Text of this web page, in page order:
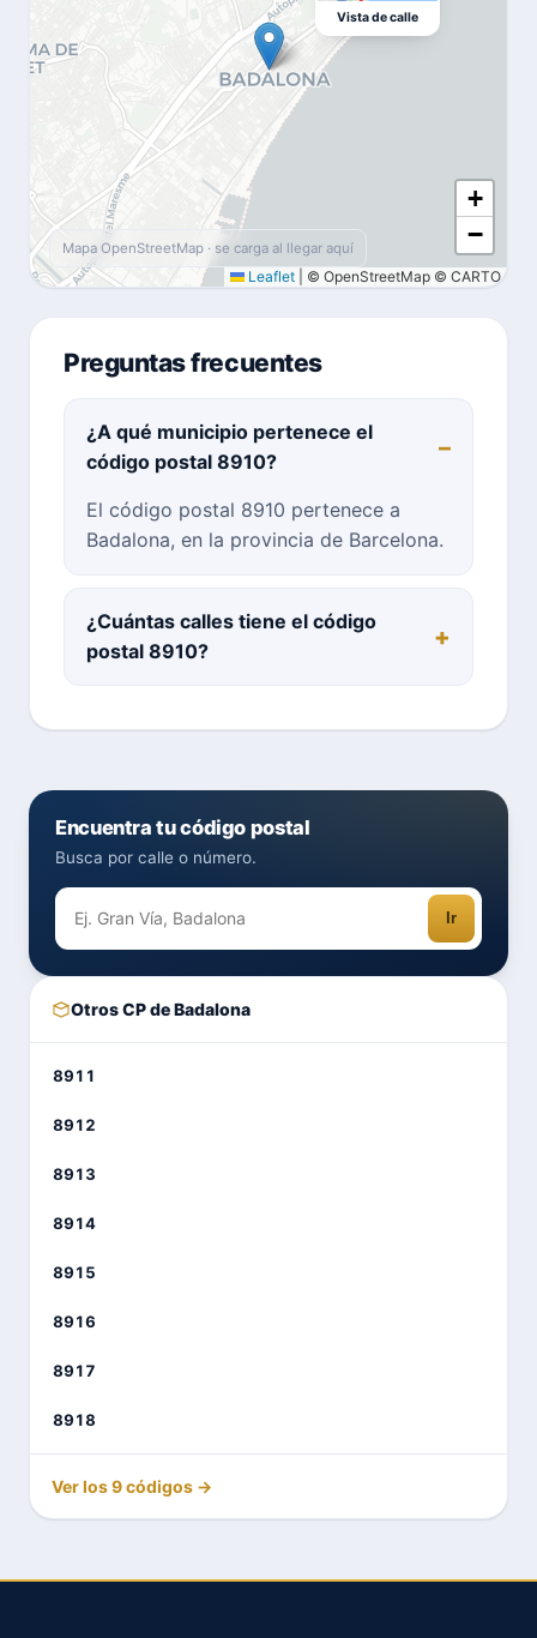
+
−
Leaflet © OpenStreetMap © CARTO
Vista de calle
Mapa OpenStreetMap · se carga al llegar aquí
Preguntas frecuentes
¿A qué municipio pertenece el
código postal 8910?
El código postal 8910 pertenece a
Badalona, en la provincia de Barcelona.
¿Cuántas calles tiene el código
postal 8910?
Encuentra tu código postal
Busca por calle o número.
Ir
Otros CP de Badalona
8911
8912
8913
8914
8915
8916
8917
8918
Ver los 9 códigos →